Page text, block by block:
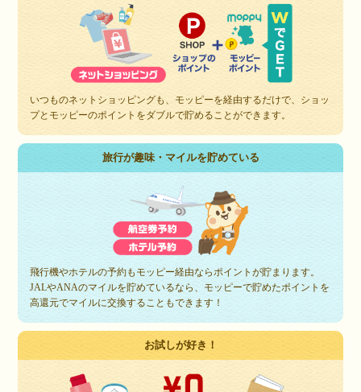
いつものネットショッピングも、モッピーを経由するだけで、ショッ
プとモッピーのポイントをダブルで貯めることができます。
旅行が趣味・マイルを貯めている
飛行機やホテルの予約もモッピー経由ならポイントが貯まります。
JALやANAのマイルを貯めているなら、モッピーで貯めたポイントを
高還元でマイルに交換することもできます！
お試しが好き！